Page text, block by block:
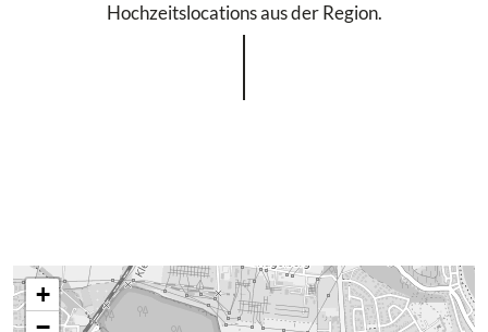
Hochzeitslocations aus der Region.
+